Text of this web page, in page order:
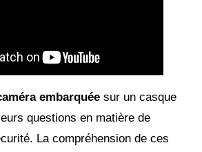
embarquée sur un casque
questions en matière de
La compréhension de ces